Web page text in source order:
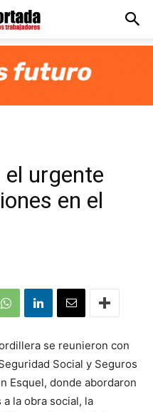
urgente
en el
se reunieron con
Social y Seguros
Esquel, donde abordaron
la obra social, la